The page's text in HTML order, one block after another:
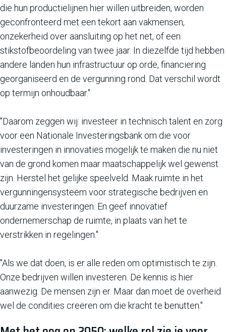
die hun productielijnen hier willen uitbreiden, worden
geconfronteerd met een tekort aan vakmensen,
onzekerheid over aansluiting op het net, of een
stikstofbeoordeling van twee jaar. In diezelfde tijd hebben
andere landen hun infrastructuur op orde, financiering
georganiseerd en de vergunning rond. Dat verschil wordt
op termijn onhoudbaar."
"Daarom zeggen wij: investeer in technisch talent en zorg
voor een Nationale Investeringsbank om die voor
investeringen in innovaties mogelijk te maken die nu niet
van de grond komen maar maatschappelijk wel gewenst
zijn. Herstel het gelijke speelveld. Maak ruimte in het
vergunningensysteem voor strategische bedrijven en
duurzame investeringen. En geef innovatief
ondernemerschap de ruimte, in plaats van het te
verstrikken in regelingen."
"Als we dat doen, is er alle reden om optimistisch te zijn.
Onze bedrijven willen investeren. De kennis is hier
aanwezig. De mensen zijn er. Maar dan moet de overheid
wel de condities creëren om die kracht te benutten."